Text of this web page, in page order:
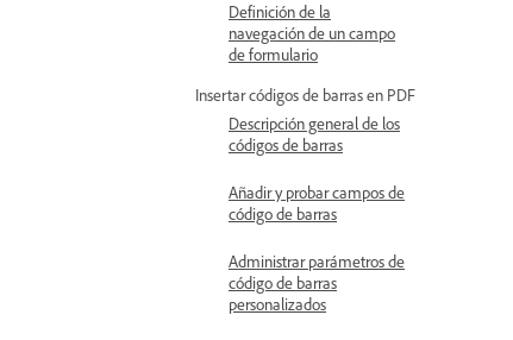
Definición de la
navegación de un campo
de formulario
Insertar códigos de barras en PDF
Descripción general de los
códigos de barras
Añadir y probar campos de
código de barras
Administrar parámetros de
código de barras
personalizados